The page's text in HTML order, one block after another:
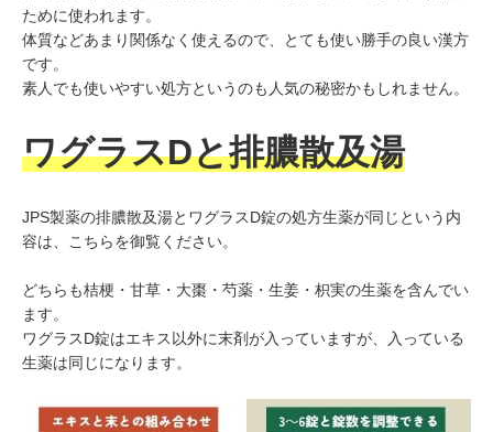
ために使われます。
体質などあまり関係なく使えるので、とても使い勝手の良い漢方
です。
素人でも使いやすい処方というのも人気の秘密かもしれません。
ワグラスDと排膿散及湯
JPS製薬の排膿散及湯とワグラスD錠の処方生薬が同じという内
容は、こちらを御覧ください。
どちらも桔梗・甘草・大棗・芍薬・生姜・枳実の生薬を含んでい
ます。
ワグラスD錠はエキス以外に末剤が入っていますが、入っている
生薬は同じになります。